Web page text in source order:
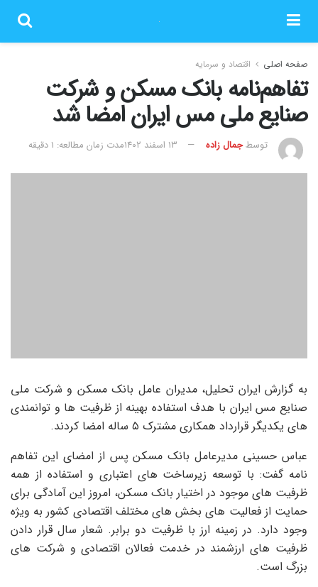
صفحه اصلی اقتصاد و سرمایه
تفاهم‌نامه بانک مسکن و شرکت
صنایع ملی مس ایران امضا شد
توسطجمال زاده ۱۳ اسفند ۱۴۰۲ مدت زمان مطالعه: 1 دقیقه
به گزارش ایران تحلیل، مدیران عامل بانک مسکن و شرکت ملی
صنایع مس ایران با هدف استفاده بهینه از ظرفیت ها و توانمندی
های یکدیگر قرارداد همکاری مشترک ۵ ساله امضا کردند.
عباس حسینی مدیرعامل بانک مسکن پس از امضای این تفاهم
نامه گفت: با توسعه زیرساخت های اعتباری و استفاده از همه
ظرفیت های موجود در اختیار بانک مسکن، امروز این آمادگی برای
حمایت از فعالیت های بخش های مختلف اقتصادی کشور به ویژه
وجود دارد. در زمینه ارز با ظرفیت دو برابر. شعار سال قرار دادن
ظرفیت های ارزشمند در خدمت فعالان اقتصادی و شرکت های
بزرگ است.